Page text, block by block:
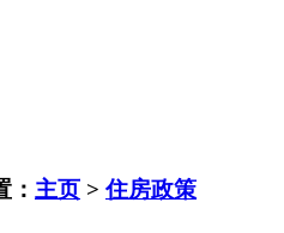
： 主页 > 住房政策